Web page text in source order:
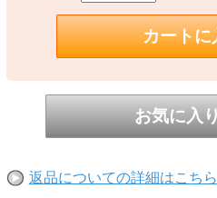
返品についての詳細はこちら